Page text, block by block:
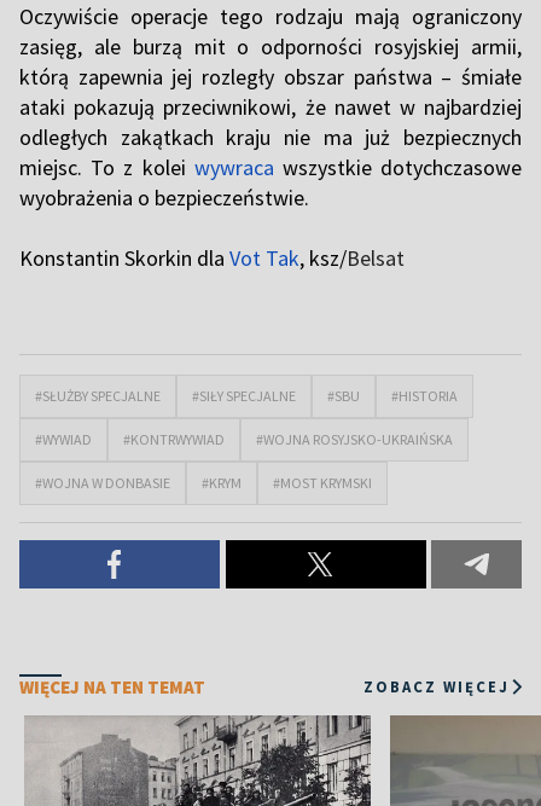
Oczywiście operacje tego rodzaju mają ograniczony
zasięg, ale burzą mit o odporności rosyjskiej armii,
którą zapewnia jej rozległy obszar państwa – śmiałe
ataki pokazują przeciwnikowi, że nawet w najbardziej
odległych zakątkach kraju nie ma już bezpiecznych
miejsc. To z kolei wywraca wszystkie dotychczasowe
wyobrażenia o bezpieczeństwie.
Konstantin Skorkin dla Vot Tak, ksz/Belsat
#SŁUŻBY SPECJALNE #SIŁY SPECJALNE #SBU #HISTORIA
#WYWIAD #KONTRWYWIAD #WOJNA ROSYJSKO-UKRAIŃSKA
#WOJNA W DONBASIE #KRYM #MOST KRYMSKI
WIĘCEJ NA TEN TEMAT ZOBACZ WIĘCEJ